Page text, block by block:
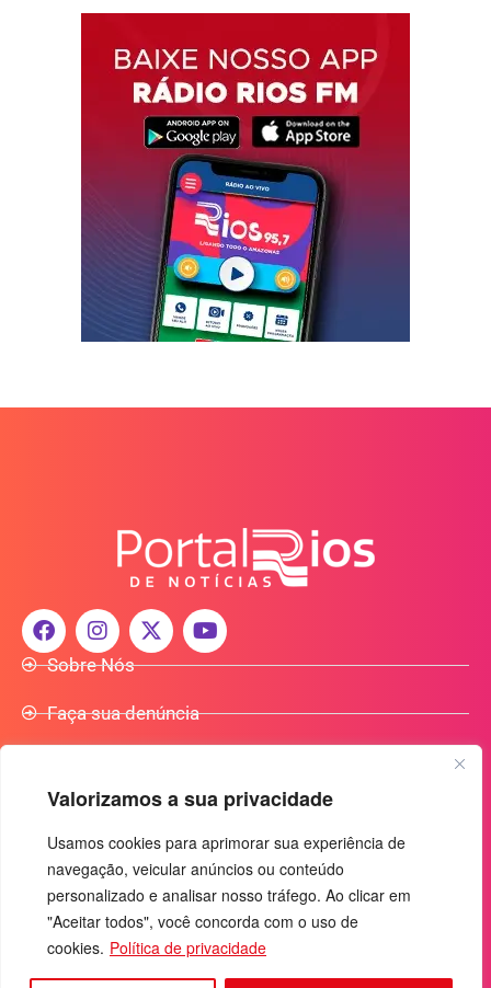
Valorizamos a sua privacidade
Usamos cookies para aprimorar sua experiência de
navegação, veicular anúncios ou conteúdo
personalizado e analisar nosso tráfego. Ao clicar em
"Aceitar todos", você concorda com o uso de
cookies. Política de privacidade
Sobre Nós
Faça sua denúncia
Anuncie Conosco
+55 (92) 3085-7464
comercialradio95.7fm@gmail.com
Av. Rio Madeira, 444 - Nossa Sra. das Graças